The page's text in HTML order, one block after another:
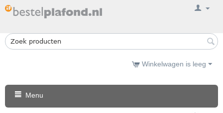
Winkelwagen is leeg
Menu